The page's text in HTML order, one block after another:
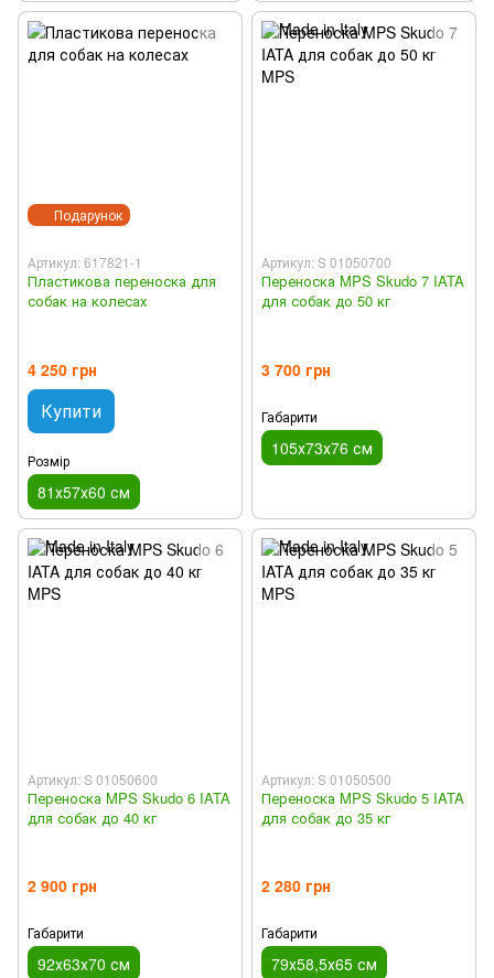
Подарунок
Артикул: 617821-1
Пластикова переноска для
собак на колесах
4 250 грн
Купити
Розмір
81х57х60 см
Артикул: S 01050700
Переноска MPS Skudo 7 IATA
для собак до 50 кг
3 700 грн
Габарити
105х73х76 см
Артикул: S 01050600
Переноска MPS Skudo 6 IATA
для собак до 40 кг
2 900 грн
Габарити
92х63х70 см
Артикул: S 01050500
Переноска MPS Skudo 5 IATA
для собак до 35 кг
2 280 грн
Габарити
79х58,5х65 см